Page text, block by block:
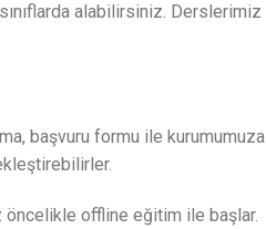
alabilirsiniz. Derslerimiz
başvuru formu ile kurumumuza
öncelikle offline eğitim ile başlar.